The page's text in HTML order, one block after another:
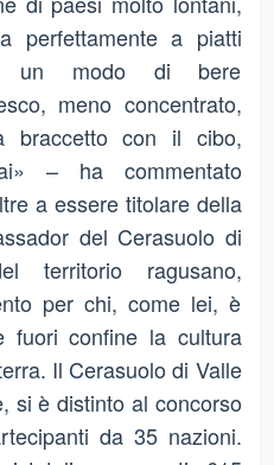
perfettamente a piatti
un modo di bere
meno concentrato,
braccetto con il cibo,
– ha commentato
a essere titolare della
del Cerasuolo di
territorio ragusano,
per chi, come lei, è
fuori confine la cultura
Il Cerasuolo di Valle
si è distinto al concorso
da 35 nazioni.